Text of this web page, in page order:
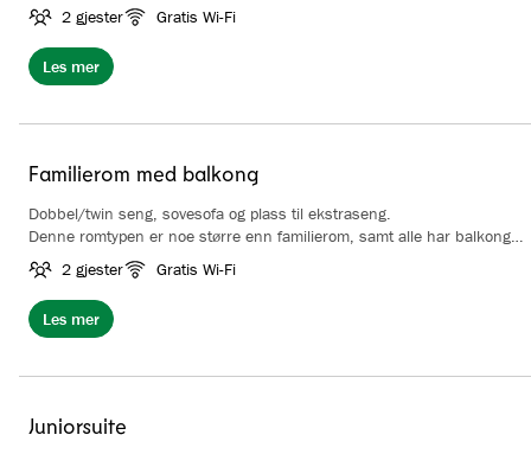
2 gjester
Gratis Wi-Fi
Les mer
Familierom med balkong
Dobbel/twin seng, sovesofa og plass til ekstraseng.
Denne romtypen er noe større enn familierom, samt alle har balkong,
TV, skrivebord og stol. Bad med dusj/toalett.
2 gjester Gratis Wi-Fi
Les mer
Juniorsuite